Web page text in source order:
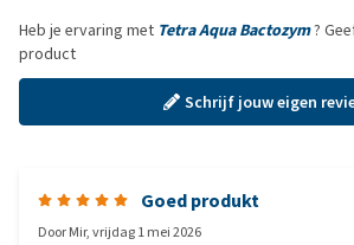
Heb je ervaring met Tetra Aqua Bactozym?
product
Schrijf jouw eigen
Goed produkt
DoorMir,vrijdag 1 mei 2026